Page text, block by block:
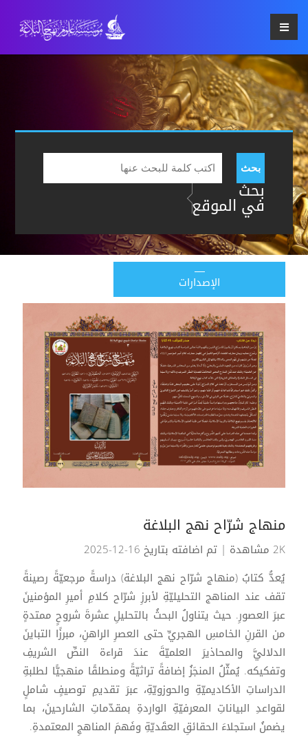
بحث
بحث
في الموقع
الإصدارات
منهاج شرّاح نهج البلاغة
2K مشاهدة
| تم اضافته بتاريخ 16-12-2025
يُعدُّ كتابُ (منهاج شرّاح نهج البلاغة) دراسةً مرجعيّةً رصينةً
تقف عند المناهج التحليليّةِ لأبرزِ شرّاح كلامِ أميرِ المؤمنينَ
عبرَ العصورِ. حيث يتناولُ البحثُ بالتحليلِ عشرةَ شروحٍ ممتدةٍ
من القرنِ الخامسِ الهجريِّ حتى العصرِ الراهنِ، مبرزًا التباينَ
الدلاليَّ والمحاذيرَ العلميّةَ عندَ قراءة النصِّ الشريفِ
وتفكيكه. يُمثّلُ المنجَزُ إضافةً تراثيّةً ومنطلقًا منهجيًّا لطلبةِ
الدراساتِ الأكاديميّةِ والحوزويّةِ، عبرَ تقديمِ توصيفٍ شاملٍ
لقواعدِ البياناتِ المعرفيّةِ الواردةِ بمقدّماتِ الشارحينَ، بما
يضمنُ استجلاءَ الحقائقِ العقَديّةِ وفَهمَ المناهجِ المعتمدةِ.